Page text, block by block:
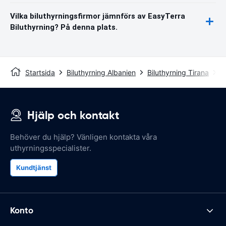
Vilka biluthyrningsfirmor jämnförs av EasyTerra
Biluthyrning? På denna plats.
Startsida Biluthyrning Albanien Biluthyrning Tirana
Hjälp och kontakt
Behöver du hjälp? Vänligen kontakta våra
uthyrningsspecialister.
Kundtjänst
Konto